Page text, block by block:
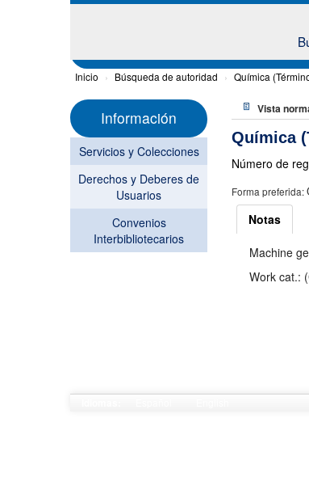
Inicio › Búsqueda de autoridad › Química
Información
Servicios y Colecciones
Derechos y Deberes de
Usuarios
Convenios
Interbibliotecarios
Vista
Química
Número de
Forma preferida:
Notas
Machine
Work cat.: